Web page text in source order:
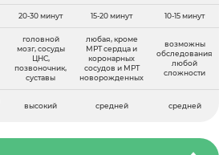
20-30 минут 15-20 минут 10-15 минут
головной
мозг, сосуды
ЦНС,
позвоночник,
суставы
любая, кроме
МРТ сердца и
коронарных
сосудов и МРТ
новорожденных
возможны
обследования
любой
сложности
высокий средней средней